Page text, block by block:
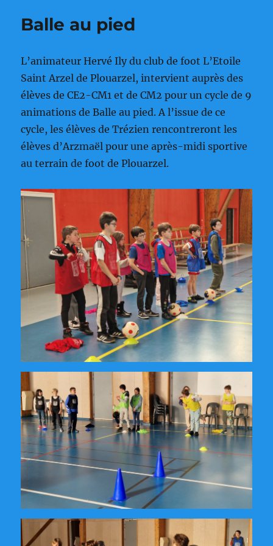
maternelles-
Balle au pied
L’animateur Hervé Ily du club de foot L’Etoile
Saint Arzel de Plouarzel, intervient auprès des
élèves de CE2-CM1 et de CM2 pour un cycle de 9
animations de Balle au pied. A l’issue de ce
cycle, les élèves de Trézien rencontreront les
élèves d’Arzmaël pour une après-midi sportive
au terrain de foot de Plouarzel.